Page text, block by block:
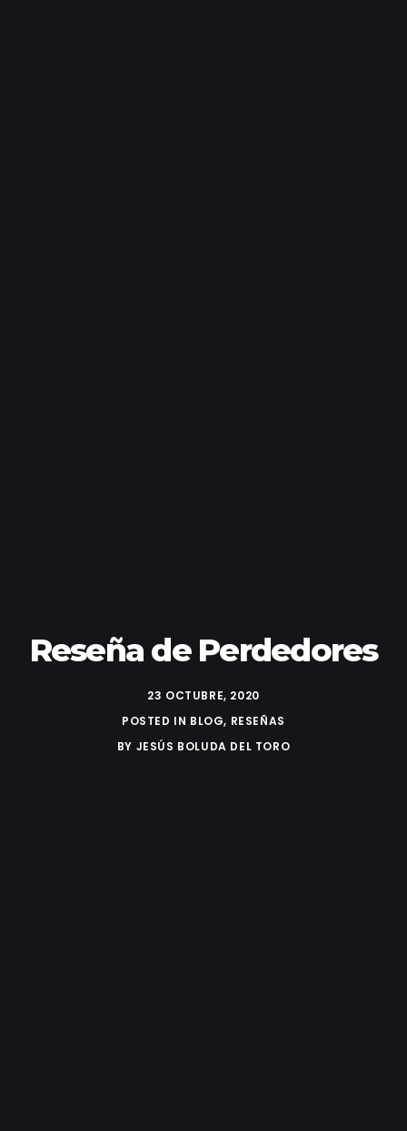
Reseña de Perdedores
23 OCTUBRE, 2020
POSTED IN BLOG, RESEÑAS
BY JESÚS BOLUDA DEL TORO